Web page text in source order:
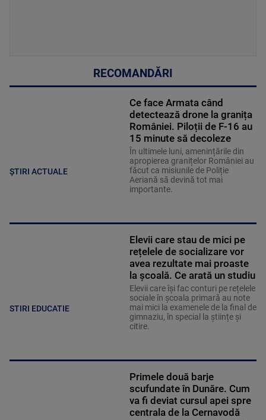
RECOMANDĂRI
ȘTIRI ACTUALE
Ce face Armata când
detectează drone la granița
României. Piloții de F-16 au
15 minute să decoleze
În ultimele luni, amenințările din
apropierea granițelor României au
făcut ca misiunile de Poliție
Aeriană să devină tot mai
importante.
STIRI EDUCATIE
Elevii care stau de mici pe
rețelele de socializare vor
avea rezultate mai proaste
la școală. Ce arată un studiu
Elevii care îşi fac conturi pe rețelele
sociale în școala primară au note
mai mici la examenele de la final de
gimnaziu, în special la științe și
citire.
Primele două barje
scufundate în Dunăre. Cum
va fi deviat cursul apei spre
centrala de la Cernavodă